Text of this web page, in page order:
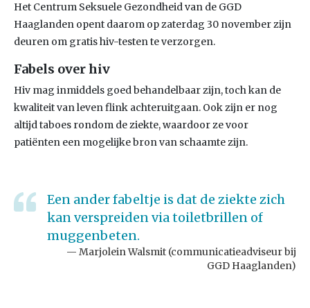
Het Centrum Seksuele Gezondheid van de GGD
Haaglanden opent daarom op zaterdag 30 november zijn
deuren om gratis hiv-testen te verzorgen.
Fabels over hiv
Hiv mag inmiddels goed behandelbaar zijn, toch kan de
kwaliteit van leven flink achteruitgaan. Ook zijn er nog
altijd taboes rondom de ziekte, waardoor ze voor
patiënten een mogelijke bron van schaamte zijn.
Een ander fabeltje is dat de ziekte zich
kan verspreiden via toiletbrillen of
muggenbeten.
Marjolein Walsmit (communicatieadviseur bij
GGD Haaglanden)